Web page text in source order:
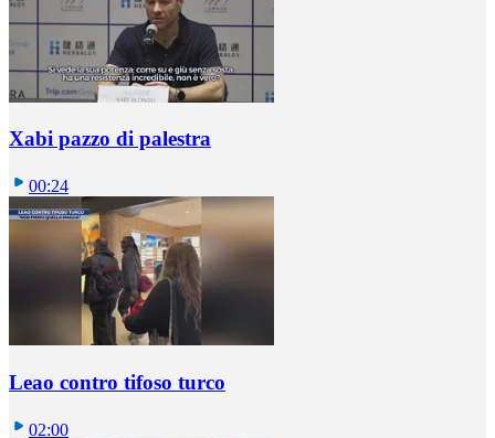
Xabi pazzo di palestra
00:24
Leao contro tifoso turco
02:00